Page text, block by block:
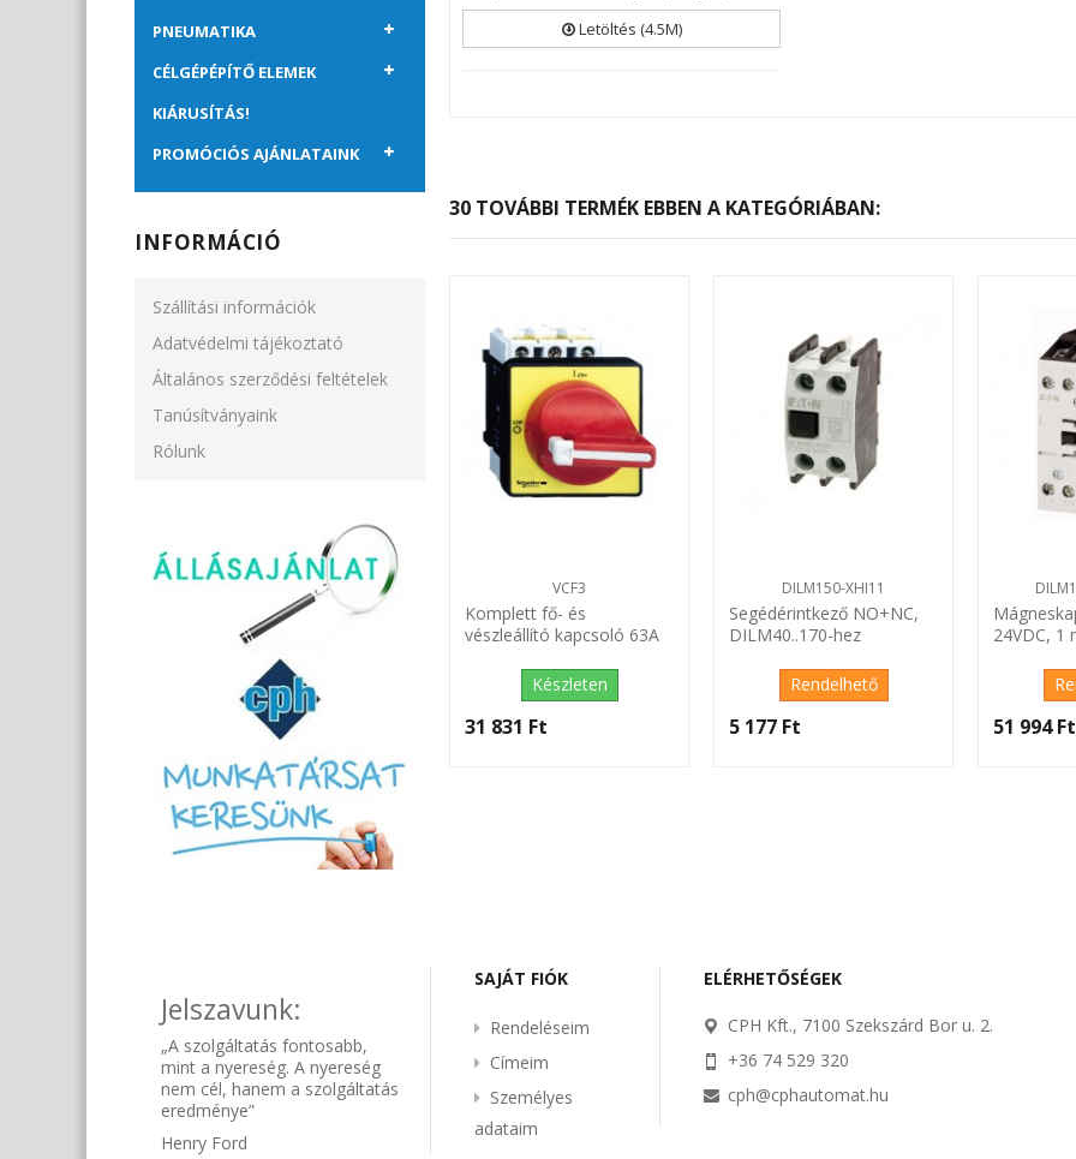
PNEUMATIKA
CÉLGÉPÉPÍTŐ ELEMEK
KIÁRUSÍTÁS!
PROMÓCIÓS AJÁNLATAINK
INFORMÁCIÓ
Szállítási információk
Adatvédelmi tájékoztató
Általános szerződési feltételek
Tanúsítványaink
Rólunk
Letöltés (4.5M)
30 TOVÁBBI TERMÉK EBBEN A KATEGÓRIÁBAN:
VCF3
Komplett fő- és
vészleállító kapcsoló 63A
Készleten
31 831 Ft‎
DILM150-XHI11
Segédérintkező NO+NC,
DILM40..170-hez
Rendelhető
5 177 Ft‎
24VDC, 1
51 994 Ft‎
Jelszavunk:
„A szolgáltatás fontosabb,
mint a nyereség. A nyereség
nem cél, hanem a szolgáltatás
eredménye”
Henry Ford
SAJÁT FIÓK
Rendeléseim
Címeim
Személyes
adataim
ELÉRHETŐSÉGEK
CPH Kft., 7100 Szekszárd Bor u. 2.
+36 74 529 320
cph@cphautomat.hu